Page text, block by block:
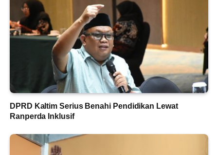
DPRD Kaltim Serius Benahi Pendidikan Lewat
Ranperda Inklusif